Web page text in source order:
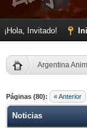
¡Hola, Invitado!
Argentina
Páginas (80): « Anterior
Noticias